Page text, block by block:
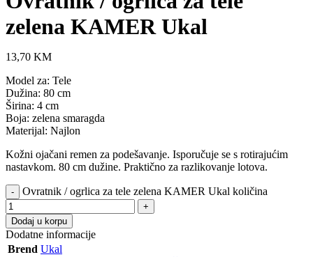
zelena KAMER Ukal
13,70 KM
Model za: Tele
Dužina: 80 cm
Širina: 4 cm
Boja: zelena smaragda
Materijal: Najlon
Kožni ojačani remen za podešavanje. Isporučuje se s rotirajućim
nastavkom. 80 cm dužine. Praktično za razlikovanje lotova.
Ovratnik / ogrlica za tele zelena KAMER Ukal količina
Dodaj u korpu
Dodatne informacije
Brend Ukal